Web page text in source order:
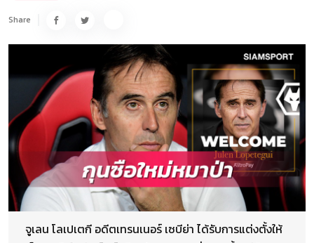
Share
จูเลน โลเปเตกี อดีตเทรนเนอร์ เซบีย่า ได้รับการแต่งตั้งให้